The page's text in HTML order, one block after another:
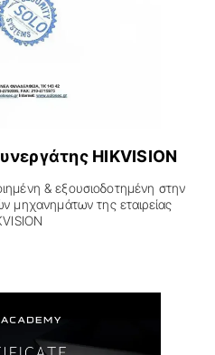
HIKVISION
& εξουσιοδοτημένη στην
μηχανημάτων της εταιρείας